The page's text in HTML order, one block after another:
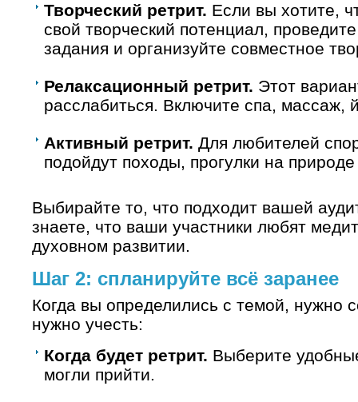
Творческий ретрит. Если вы хотите,
свой творческий потенциал,
задания и организуйте совместное
Релаксационный ретрит. Этот
расслабиться. Включите спа, массаж,
Активный ретрит. Для любителей
подойдут походы, прогулки на
Выбирайте то, что подходит вашей
знаете, что ваши участники любят
духовном развитии.
Шаг 2: спланируйте всё заранее
Когда вы определились с темой, нужно
нужно учесть:
Когда будет ретрит. Выберите
могли прийти.